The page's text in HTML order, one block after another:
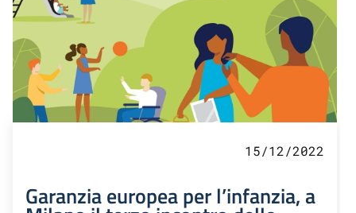
15/12/2022
Garanzia europea per l’infanzia, a